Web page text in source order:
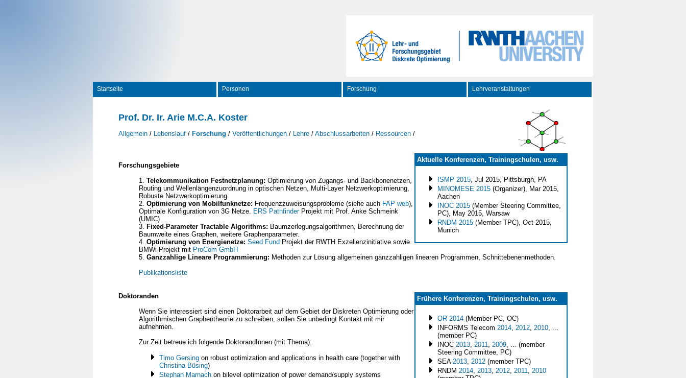
Startseite Personen Forschung Lehrveranstaltungen
Prof. Dr. Ir. Arie M.C.A. Koster
Allgemein / Lebenslauf / Forschung / Veröffentlichungen / Lehre / Abschlussarbeiten / Ressourcen /
Aktuelle Konferenzen, Trainingschulen, usw.
ISMP 2015, Jul 2015, Pittsburgh, PA
MINOMESE 2015 (Organizer), Mar 2015,
Aachen
INOC 2015 (Member Steering Committee,
PC), May 2015, Warsaw
RNDM 2015 (Member TPC), Oct 2015,
Munich
Forschungsgebiete
1. Telekommunikation Festnetzplanung: Optimierung von Zugangs- und Backbonenetzen,
Routing und Wellenlängenzuordnung in optischen Netzen, Multi-Layer Netzwerkoptimierung,
Robuste Netzwerkoptimierung.
2. Optimierung von Mobilfunknetze: Frequenzzuweisungsprobleme (siehe auch FAP web),
Optimale Konfiguration von 3G Netze. ERS PathfinderProjekt mit Prof. Anke Schmeink
(UMIC)
3. Fixed-Parameter Tractable Algorithms: Baumzerlegungsalgorithmen, Berechnung der
Baumweite eines Graphen, weitere Graphenparameter.
4. Optimierung von Energienetze: Seed Fund Projekt der RWTH Exzellenzinitiative sowie
BMWi-Projekt mit ProCom GmbH
5. Ganzzahlige Lineare Programmierung: Methoden zur Lösung allgemeinen ganzzahligen linearen Programmen, Schnittebenenmethoden.
Publikationsliste
Frühere Konferenzen, Trainingschulen, usw.
OR 2014 (Member PC, OC)
INFORMS Telecom 2014, 2012, 2010, ...
(member PC)
INOC 2013, 2011, 2009, ... (member
Steering Committee, PC)
SEA 2013, 2012 (member TPC)
RNDM 2014, 2013, 2012, 2011, 2010
Doktoranden
Wenn Sie interessiert sind einen Doktorarbeit auf dem Gebiet der Diskreten Optimierung oder
Algorithmischen Graphentheorie zu schreiben, sollen Sie unbedingt Kontakt mit mir
aufnehmen.
Zur Zeit betreue ich folgende DoktorandInnen (mit Thema):
Timo Gersing on robust optimization and applications in health care (together with
Christina Büsing)
Stephan Marnach on bilevel optimization of power demand/supply systems